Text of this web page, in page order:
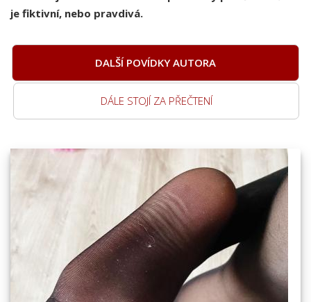
je fiktivní, nebo pravdivá.
DALŠÍ POVÍDKY AUTORA
DÁLE STOJÍ ZA PŘEČTENÍ